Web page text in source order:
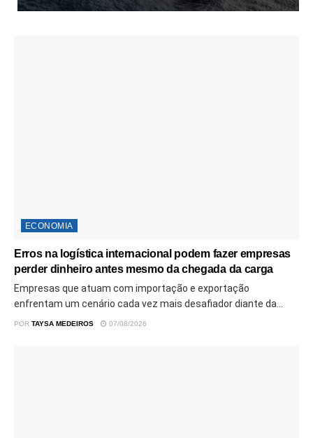
ECONOMIA
Erros na logística internacional podem fazer empresas
perder dinheiro antes mesmo da chegada da carga
Empresas que atuam com importação e exportação
enfrentam um cenário cada vez mais desafiador diante da...
POR TAYSA MEDEIROS 07/08/2026